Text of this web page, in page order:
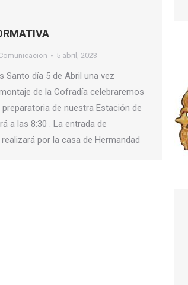
5 abril, 2023
Santo día 5 de Abril una vez
de la Cofradía celebraremos
de nuestra Estación de
a las 8:30 . La entrada de
por la casa de Hermandad